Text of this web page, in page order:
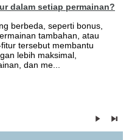
dalam setiap permainan?
berbeda, seperti bonus,
tambahan, atau
tersebut membantu
lebih maksimal,
dan me...